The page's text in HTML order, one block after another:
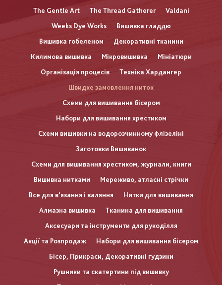
The Gentle Art
The Thread Gatherer
Valdani
Weeks Dye Works
Вишивка гладдю
Вишивка гобеленом
Декоративні тканини
Килимова вишивка
Мікровишивка
Мініатюри
Організація процесів
Техніка Хардангер
Швидке замовлення ниток
Схеми для вишивання бісером
Набори для вишивання хрестиком
Схеми вишивки на водорозчинному флізеліні
Заготовки Вишиванок
Схеми для вишивання хрестиком, журнали, книги
Вишивка нитками
Мереживо, атласні стрічки
Все для в'язання і валяння
Нитки для вишивання
Алмазна вишивка
Тканина для вишивання
Аксесуари та інструменти для рукоділля
Акції та Розпродаж
Набори для вишивання бісером
Бісер, Прикраси, Декоративні гудзики
Рушники та скатертини під вишивку